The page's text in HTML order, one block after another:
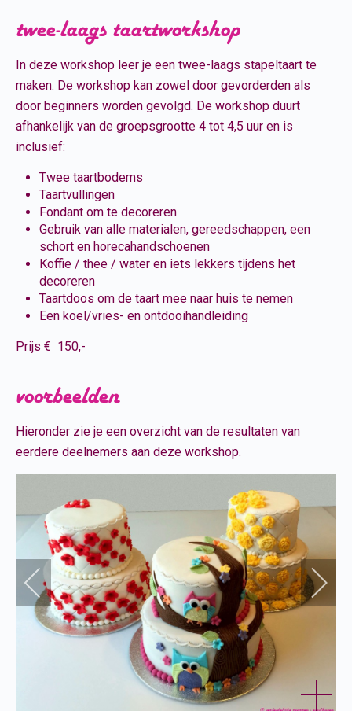
twee-laags taartworkshop
In deze workshop leer je een twee-laags stapeltaart te
maken. De workshop kan zowel door gevorderden als
door beginners worden gevolgd. De workshop duurt
afhankelijk van de groepsgrootte 4 tot 4,5 uur en is
inclusief:
Twee taartbodems
Taartvullingen
Fondant om te decoreren
Gebruik van alle materialen, gereedschappen, een
schort en horecahandschoenen
Koffie / thee / water en iets lekkers tijdens het
decoreren
Taartdoos om de taart mee naar huis te nemen
Een koel/vries- en ontdooihandleiding
Prijs € 150,-
voorbeelden
Hieronder zie je een overzicht van de resultaten van
eerdere deelnemers aan deze workshop.